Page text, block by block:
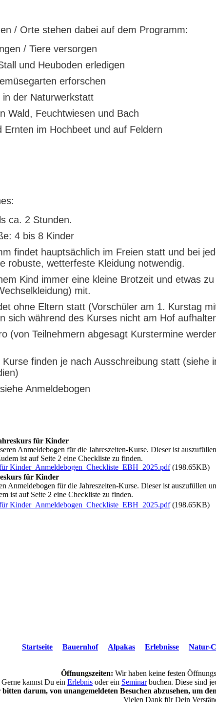
/ Orte stehen dabei auf dem Programm:
/ Tiere versorgen
und Heuboden erledigen
erforschen
in der Naturwerkstatt
Wald, Feuchtwiesen und Bach
Ernten im Hochbeet und auf Feldern
ca. 2 Stunden.
4 bis 8 Kinder
findet hauptsächlich im Freien statt und bei
robuste, wetterfeste Kleidung notwendig.
Kind immer eine kleine Brotzeit und etwas zu
mit.
ohne Eltern statt (Vorschüler am 1. Kurstag
sich während des Kurses nicht am Hof
(von Teilnehmern abgesagt Kurstermine
Kurse finden je nach Ausschreibung statt (siehe
Anmeldebogen
für Kinder
Anmeldebogen für die Jahreszeiten-Kurse. Dieser ist
ist auf Seite 2 eine Checkliste zu finden.
Kinder_Anmeldebogen_Checkliste_EBH_2025.pdf(198.65KB)
für Kinder
Anmeldebogen für die Jahreszeiten-Kurse. Dieser ist auszufüllen
ist auf Seite 2 eine Checkliste zu finden.
Kinder_Anmeldebogen_Checkliste_EBH_2025.pdf(198.65KB)
Startseite Bauernhof Alpakas Erlebnisse Natur-
Öffnungszeiten: Wir haben keine festen
Gerne kannst Du ein Erlebnis oder ein Seminarbuchen. Diese sind
darum, von unangemeldeten Besuchen abzusehen, um
Vielen Dank für Dein